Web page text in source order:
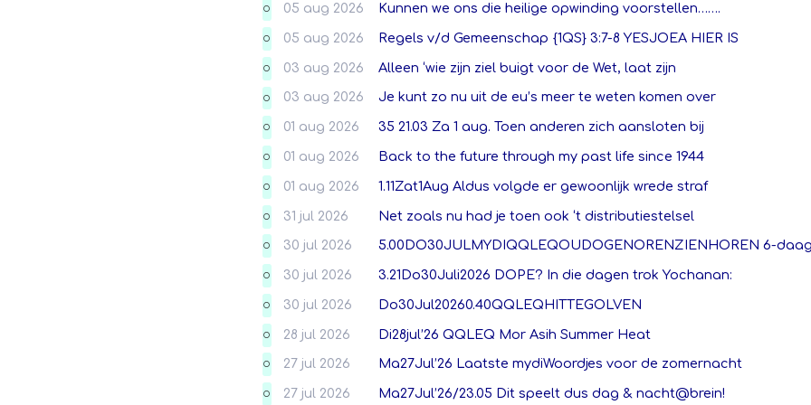
O 05 aug 2026 Kunnen we ons die heilige opwinding voorstellen…….
O 05 aug 2026 Regels v/d Gemeenschap {1QS} 3:7-8 YESJOEA HIER IS
O 03 aug 2026 Alleen ‘wie zijn ziel buigt voor de Wet, laat zijn
O 03 aug 2026 Je kunt zo nu uit de eu’s meer te weten komen over
O 01 aug 2026 35 21.03 Za 1 aug. Toen anderen zich aansloten bij
O 01 aug 2026 Back to the future through my past life since 1944
O 01 aug 2026 1.11Zat1Aug Aldus volgde er gewoonlijk wrede straf
O 31 jul 2026 Net zoals nu had je toen ook ‘t distributiestelsel
O 30 jul 2026 5.00DO30JULMYDIQQLEQOUDOGENORENZIENHOREN 6-
O 30 jul 2026 3.21Do30Juli2026 DOPE? In die dagen trok Yochanan:
O 30 jul 2026 Do30Jul20260.40QQLEQHITTEGOLVEN
O 28 jul 2026 Di28jul’26 QQLEQ Mor Asih Summer Heat
O 27 jul 2026 Ma27Jul’26 Laatste mydiWoordjes voor de zomernacht
O 27 jul 2026 Ma27Jul’26/23.05 Dit speelt dus dag & nacht@brein!